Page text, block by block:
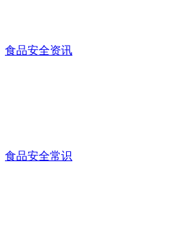
食品安全资讯
食品安全常识